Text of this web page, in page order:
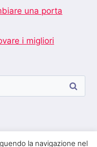
una porta
i migliori
la navigazione nel